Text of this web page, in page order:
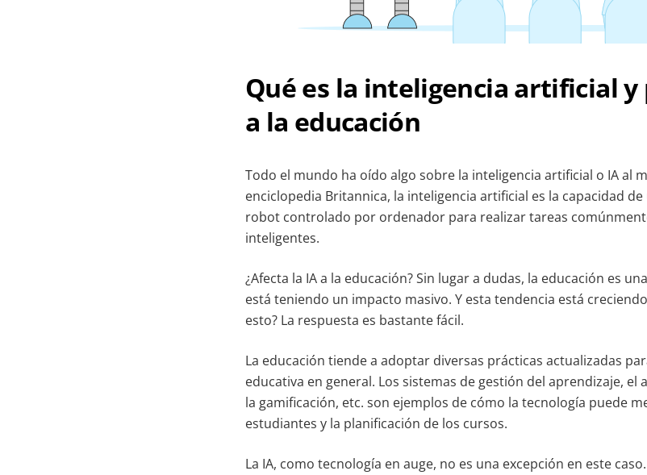
Qué es la inteligencia artificial y
a la educación
Todo el mundo ha oído algo sobre la inteligencia artificial o IA al
enciclopedia Britannica, la inteligencia artificial es la capacidad
robot controlado por ordenador para realizar tareas
inteligentes.
¿Afecta la IA a la educación? Sin lugar a dudas, la educación es
está teniendo un impacto masivo. Y esta tendencia está
esto? La respuesta es bastante fácil.
La educación tiende a adoptar diversas prácticas actualizadas
educativa en general. Los sistemas de gestión del aprendizaje,
la gamificación, etc. son ejemplos de cómo la tecnología puede
estudiantes y la planificación de los cursos.
La IA, como tecnología en auge, no es una excepción en este